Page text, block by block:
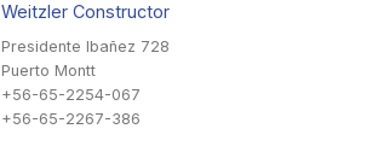
Weitzler Constructor
Presidente Ibañez 728
Puerto Montt
+56-65-2254-067
+56-65-2267-386